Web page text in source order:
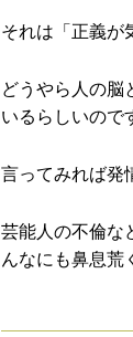
それは「正義が
どうやら人の脳
いるらしいので
言ってみれば発
芸能人の不倫な
んなにも鼻息荒